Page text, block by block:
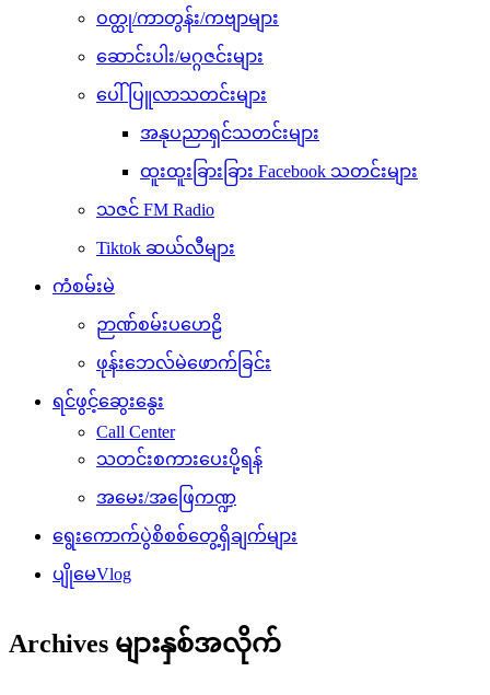
ဝတ္ထု/ကာတွန်း/ကဗျာများ
ဆောင်းပါး/မဂ္ဂဇင်းများ
ပေါ်ပြူလာသတင်းများ
အနုပညာရှင်သတင်းများ
ထူးထူးခြားခြား Facebook သတင်းများ
သဇင် FM Radio
Tiktok ဆယ်လီများ
ကံစမ်းမဲ
ဉာဏ်စမ်းပဟေဠိ
ဖုန်းဘေလ်မဲဖောက်ခြင်း
ရင်ဖွင့်ဆွေးနွေး
Call Center
သတင်းစကားပေးပို့ရန်
အမေး/အဖြေကဏ္ဍ
ရွေးကောက်ပွဲစိစစ်တွေ့ရှိချက်များ
ပျိုမေVlog
Archives များနှစ်အလိုက်